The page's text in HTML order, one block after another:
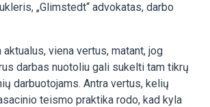
„Glimstedt“ advokatas, darbo
viena vertus, matant, jog
darbas nuotoliu gali sukelti tam tikrų
darbuotojams. Antra vertus, kelių
teismo praktika rodo, kad kyla